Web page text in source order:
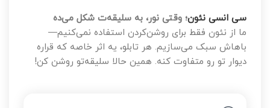
سی انسی نئون؛ وقتی نور، به سلیقه‌ت شکل می‌ده
ما از نئون فقط برای روشن‌کردن استفاده نمی‌کنیم—
باهاش سبک می‌سازیم. هر تابلو، یه اثر خاصه که قراره
دیوار تو رو متفاوت کنه. همین حالا سلیقه‌تو روشن کن!